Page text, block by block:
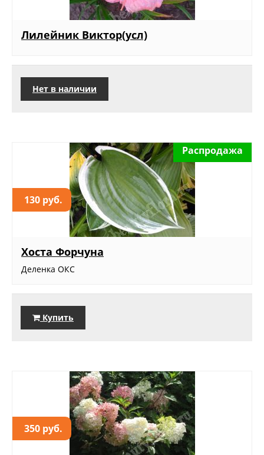
Лилейник Виктор(усл)
Нет в наличии
130 руб.
Распродажа
Хоста Форчуна
Деленка ОКС
Купить
350 руб.